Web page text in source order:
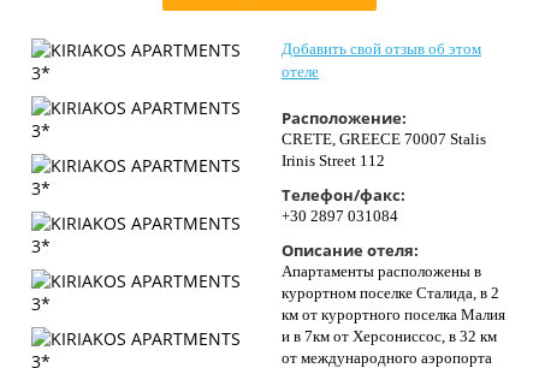
Контакты
Добавить свой отзыв об этом
отеле
Расположение:
CRETE, GREECE 70007 Stalis
Irinis Street 112
Телефон/факс:
+30 2897 031084
Описание отеля:
Апартаменты расположены в
курортном поселке Сталида, в 2
км от курортного поселка Малия
и в 7км от Херсониссос, в 32 км
от международного аэропорта